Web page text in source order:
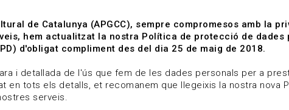
Projectes Serveis A qui representem Contacte
de Catalunya (APGCC), sempre compromesos amb la
hem actualitzat la nostra Política de protecció de dades
d'obligat compliment des del dia 25 de maig de 2018.
i detallada de l'ús que fem de les dades personals per a
en tots els detalls, et recomanem que llegeixis la nostra nova
serveis.